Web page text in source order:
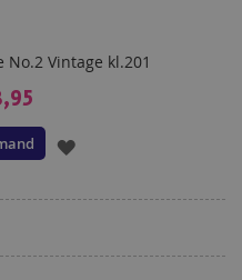
No.2 Vintage kl.201
VOEG
VERLANGLIJST